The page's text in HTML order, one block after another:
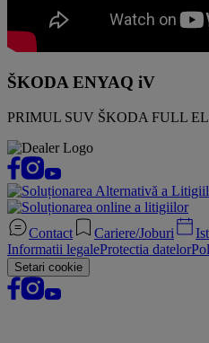
ŠKODA ENYAQ iV
PRIMUL SUV ŠKODA FULL
Contact Cariere/Joburi
Informatii legaleProtectia datelor
Setari cookie